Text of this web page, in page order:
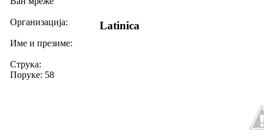
Организација:
Име и презиме:
Струка:
Поруке: 58
Latinica